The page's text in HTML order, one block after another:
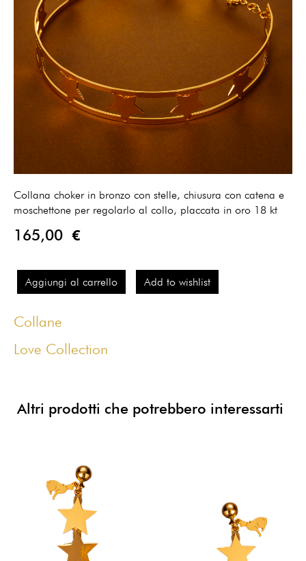
Collana choker in bronzo con stelle, chiusura con catena e
moschettone per regolarlo al collo, placcata in oro 18 kt
165,00 €
Aggiungi al carrello Add to wishlist
Collane
Love Collection
Altri prodotti che potrebbero interessarti